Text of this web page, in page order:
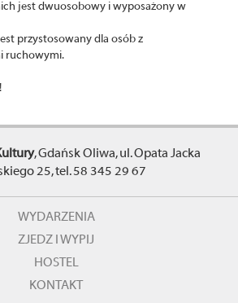
jest dwuosobowy i wyposażony w
przystosowany dla osób z
ruchowymi.
, Gdańsk Oliwa, ul. Opata Jacka
25, tel. 58 345 29 67
WYDARZENIA
ZJEDZ I WYPIJ
HOSTEL
KONTAKT